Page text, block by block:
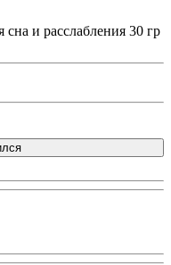
и расслабления 30 гр